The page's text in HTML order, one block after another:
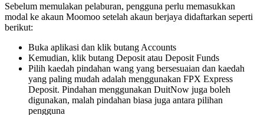
Sebelum memulakan pelaburan, pengguna perlu memasukkan
modal ke akaun Moomoo setelah akaun berjaya didaftarkan seperti
berikut:
Buka aplikasi dan klik butang Accounts
Kemudian, klik butang Deposit atau Deposit Funds
Pilih kaedah pindahan wang yang bersesuaian dan kaedah
yang paling mudah adalah menggunakan FPX Express
Deposit. Pindahan menggunakan DuitNow juga boleh
digunakan, malah pindahan biasa juga antara pilihan
pengguna